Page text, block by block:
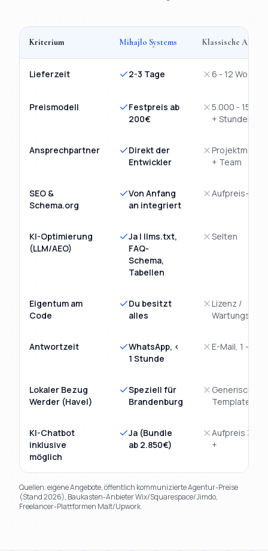
Kriterium Mihajlo Systems Klassische
Lieferzeit 2-3 Tage 6 - 12 Wochen
Preismodell
Festpreis ab
200€
5.000 -
+ Stunden
Ansprechpartner
Direkt der
Entwickler
+ Team
SEO &
Schema.org
Von Anfang
an integriert
Aufpreis-
KI-Optimierung
(LLM/AEO)
Ja | llms.txt,
FAQ-
Schema,
Tabellen
Selten
Eigentum am
Code
Du besitzt
alles
Lizenz /
Antwortzeit
WhatsApp, <
1 Stunde
E-Mail, 1 - 3
Lokaler Bezug
Werder (Havel)
Speziell für
Brandenburg
Generisches
Template
KI-Chatbot
inklusive
möglich
Ja (Bundle
ab 2.850€)
Aufpreis
+
Quellen: eigene Angebote, öffentlich kommunizierte Agentur-Preise
(Stand 2026), Baukasten-Anbieter Wix/Squarespace/Jimdo,
Freelancer-Plattformen Malt/Upwork.